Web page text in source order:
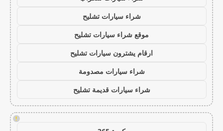
شراء سيارات تشليح
موقع شراء سيارات تشليح
ارقام يشترون سيارات تشليح
شراء سيارات مصدومة
شراء سيارات قديمة تشليح
!